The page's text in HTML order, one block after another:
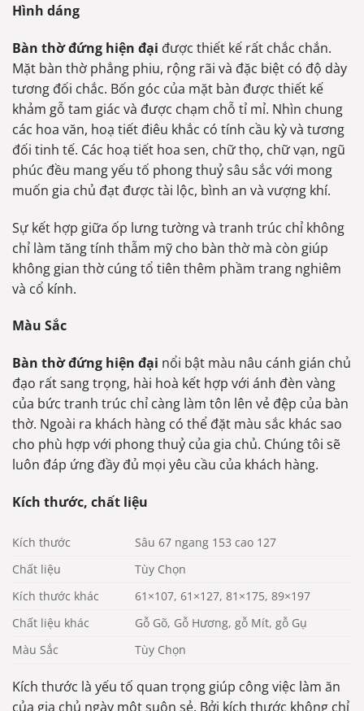
Hình dáng
Bàn thờ đứng hiện đại được thiết kế rất chắc chắn.
Mặt bàn thờ phẳng phiu, rộng rãi và đặc biệt có độ dày
tương đối chắc. Bốn góc của mặt bàn được thiết kế
khảm gỗ tam giác và được chạm chỗ tỉ mỉ. Nhìn chung
các hoa văn, hoạ tiết điêu khắc có tính cầu kỳ và tương
đối tinh tế. Các hoạ tiết hoa sen, chữ thọ, chữ vạn, ngũ
phúc đều mang yếu tố phong thuỷ sâu sắc với mong
muốn gia chủ đạt được tài lộc, bình an và vượng khí.
Sự kết hợp giữa ốp lưng tường và tranh trúc chỉ không
chỉ làm tăng tính thẫm mỹ cho bàn thờ mà còn giúp
không gian thờ cúng tổ tiên thêm phầm trang nghiêm
và cổ kính.
Màu Sắc
Bàn thờ đứng hiện đại nổi bật màu nâu cánh gián chủ
đạo rất sang trọng, hài hoà kết hợp với ánh đèn vàng
của bức tranh trúc chỉ càng làm tôn lên vẻ đệp của bàn
thờ. Ngoài ra khách hàng có thể đặt màu sắc khác sao
cho phù hợp với phong thuỷ của gia chủ. Chúng tôi sẽ
luôn đáp ứng đầy đủ mọi yêu cầu của khách hàng.
Kích thước, chất liệu
Kích thước
Sâu 67 ngang 153 cao 127
Chất liệu
Tùy Chọn
Kích thước khác
61×107, 61×127, 81×175, 89×197
Chất liệu khác
Gỗ Gõ, Gỗ Hương, gỗ Mít, gỗ Gụ
Màu Sắc
Tùy Chọn
Kích thước là yếu tố quan trọng giúp công việc làm ăn
của gia chủ ngày một suôn sẻ. Bởi kích thước không chỉ